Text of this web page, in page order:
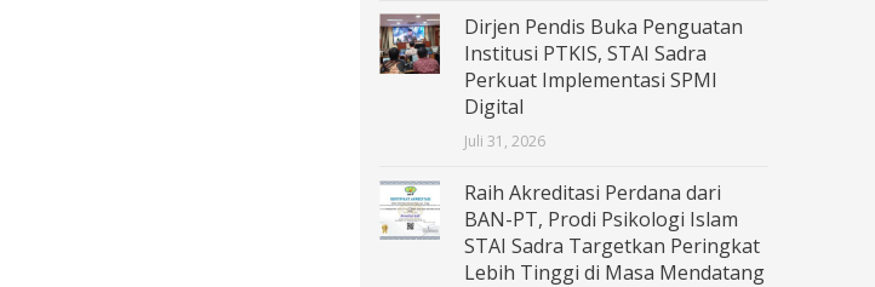
Dirjen Pendis Buka Penguatan
Institusi PTKIS, STAI Sadra
Perkuat Implementasi SPMI
Digital
Juli 31, 2026
Raih Akreditasi Perdana dari
BAN-PT, Prodi Psikologi Islam
STAI Sadra Targetkan Peringkat
Lebih Tinggi di Masa Mendatang